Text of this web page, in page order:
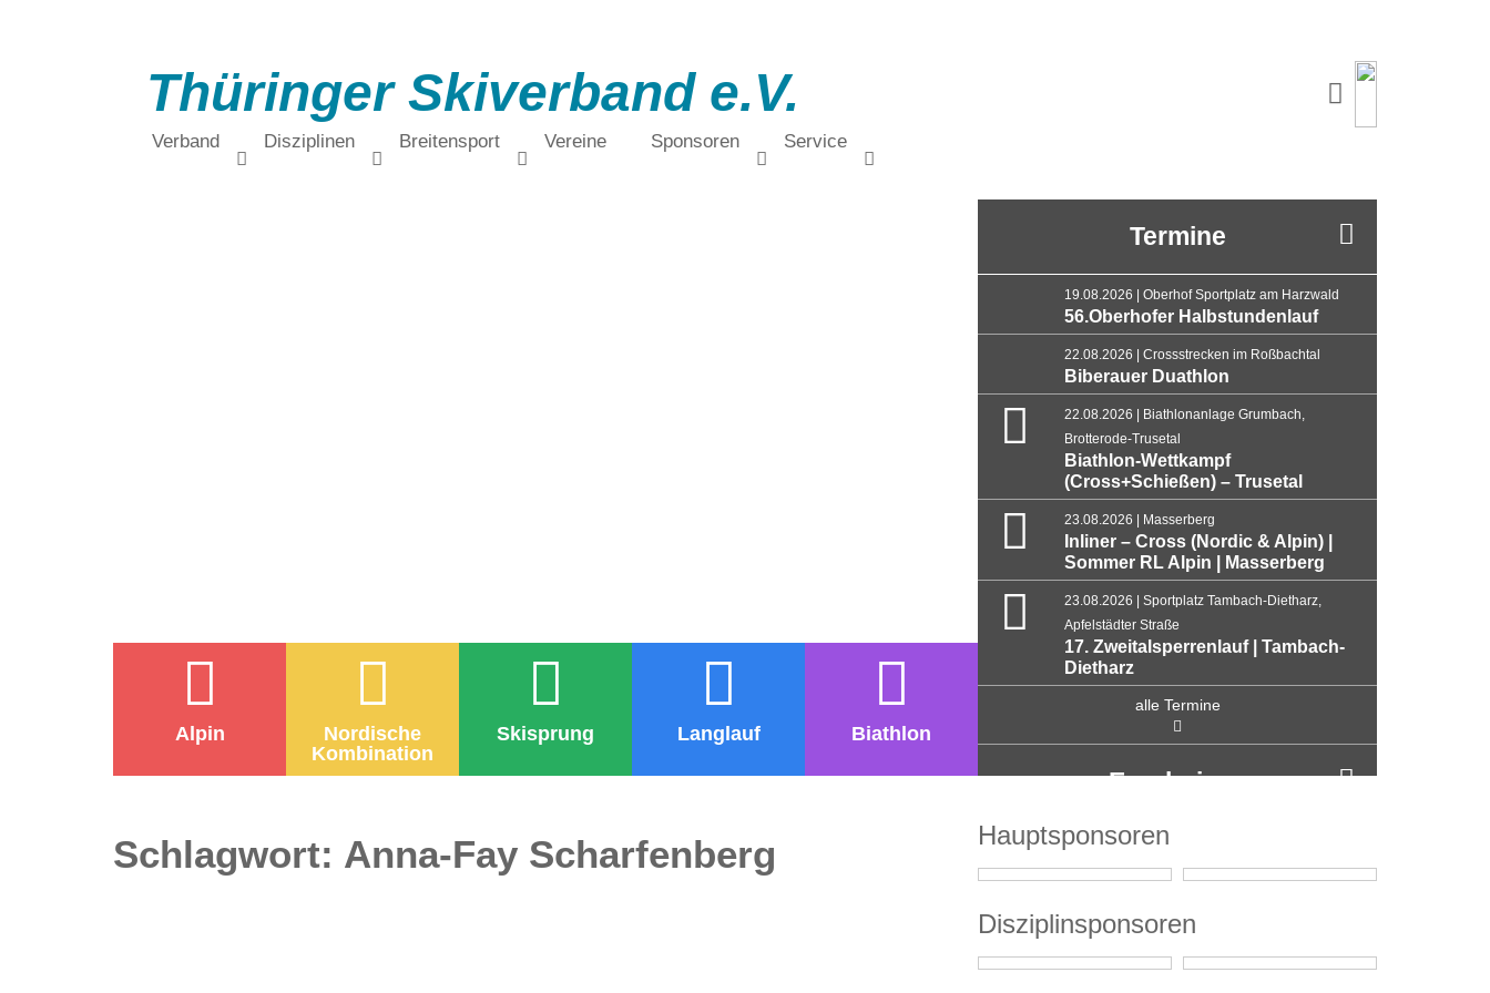
Thüringer Skiverband e.V.
Verband Disziplinen Breitensport Vereine Sponsoren Service
Alpin
Nordische
Kombination
Skisprung Langlauf Biathlon
Termine
19.08.2026 | Oberhof Sportplatz am Harzwald
56.Oberhofer Halbstundenlauf
22.08.2026 | Crossstrecken im Roßbachtal
Biberauer Duathlon
22.08.2026 | Biathlonanlage Grumbach,
Brotterode-Trusetal
Biathlon-Wettkampf
(Cross+Schießen) – Trusetal
23.08.2026 | Masserberg
Inliner – Cross (Nordic & Alpin) |
Sommer RL Alpin | Masserberg
23.08.2026 | Sportplatz Tambach-Dietharz,
Apfelstädter Straße
17. Zweitalsperrenlauf | Tambach-
Dietharz
alle Termine
Ergebnisse
Schlagwort: Anna-Fay Scharfenberg Hauptsponsoren
Disziplinsponsoren